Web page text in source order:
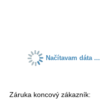
Načítavam dáta ...
Záruka koncový zákazník: